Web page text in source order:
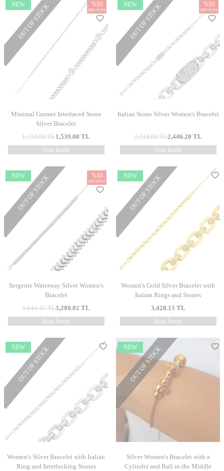
NEW
OUT OF STOCK %10
DISCOUNT
Minimal Gurmet Interlaced Stone
Silver Bracelet
1,710.00TL1,539.00 TL
Hızlı İncele
NEW
OUT OF STOCK %10
DISCOUNT
Italian Stone Silver Women's Bracelet
2,718.00TL2,446.20 TL
Hızlı İncele
NEW
OUT OF STOCK %10
DISCOUNT
Sergente Waterway Silver Women's
Bracelet
3,644.47TL3,280.02 TL
Hızlı İncele
NEW
OUT OF STOCK
Women's Gold Silver Bracelet with
Italian Rings and Stones
3,428.15 TL
Hızlı İncele
NEW
OUT OF STOCK
Women's Silver Bracelet with Italian
Ring and Interlocking Stones
NEW
OUT OF STOCK
Silver Women's Bracelet with a
Cylinder and Ball in the Middle